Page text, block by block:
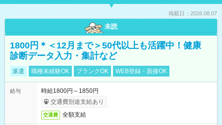
掲載日：2026.08.07
未読
1800円＊＜12月まで＞50代以上も活躍中！健康
診断データ入力・集計など
派遣 職種未経験OK ブランクOK WEB登録・面接OK
給与
時給1800円～1850円
交通費別途支給あり
交通費 全額支給